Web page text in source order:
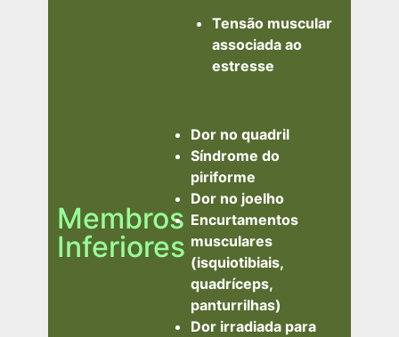
Tensão muscular
associada ao
estresse
Membros
Inferiores
Dor no quadril
Síndrome do
piriforme
Dor no joelho
Encurtamentos
musculares
(isquiotibiais,
quadríceps,
panturrilhas)
Dor irradiada para